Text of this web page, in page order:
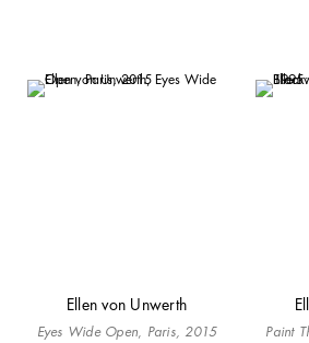
Ellen von Unwerth
Eyes Wide Open, Paris, 2015
Paint